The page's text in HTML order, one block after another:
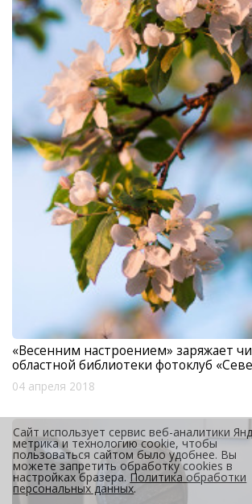
«Весенним настроением» заряжает
областной библиотеки фотоклуб
04 апреля 2018
Сайт использует сервис веб-аналитики
метрика и технологию cookie, чтобы
пользоваться сайтом было удобнее. Вы
можете запретить обработку cookies в
настройках бразера. Политика обработки
персональных данных.